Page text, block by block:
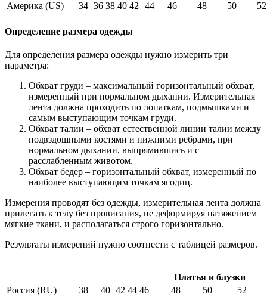
Америка (US)
34 36 38 40 42 44 46 48 50 52
Определение размера одежды
Для определения размера одежды нужно измерить три
параметра:
Обхват груди – максимальный горизонтальный обхват,
измеренный при нормальном дыхании. Измерительная
лента должна проходить по лопаткам, подмышками и
самым выступающим точкам груди.
Обхват талии – обхват естественной линии талии между
подвздошными костями и нижними ребрами, при
нормальном дыхании, выпрямившись и с
расслабленным животом.
Обхват бедер – горизонтальный обхват, измеренный по
наиболее выступающим точкам ягодиц.
Измерения проводят без одежды, измерительная лента должна
прилегать к телу без провисания, не деформируя натяжением
мягкие ткани, и располагаться строго горизонтально.
Результаты измерений нужно соотнести с таблицей размеров.
Платья и блузки
Россия (RU)
38 40 42 44 46 48 50
52